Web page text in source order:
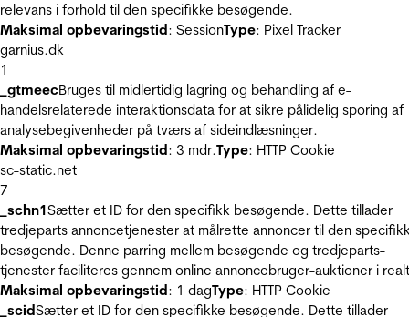
relevans i forhold til den specifikke besøgende.
Maksimal opbevaringstid: SessionType: Pixel Tracker
garnius.dk
1
_gtmeecBruges til midlertidig lagring og behandling af e-
handelsrelaterede interaktionsdata for at sikre pålidelig sporing af
analysebegivenheder på tværs af sideindlæsninger.
Maksimal opbevaringstid: 3 mdr.Type: HTTP Cookie
sc-static.net
7
_schn1Sætter et ID for den specifikk besøgende. Dette tillader
tredjeparts annoncetjenester at målrette annoncer til den
besøgende. Denne parring mellem besøgende og tredjeparts-
tjenester faciliteres gennem online annoncebruger-auktioner i
Maksimal opbevaringstid: 1 dagType: HTTP Cookie
_scidSætter et ID for den specifikke besøgende. Dette tillader